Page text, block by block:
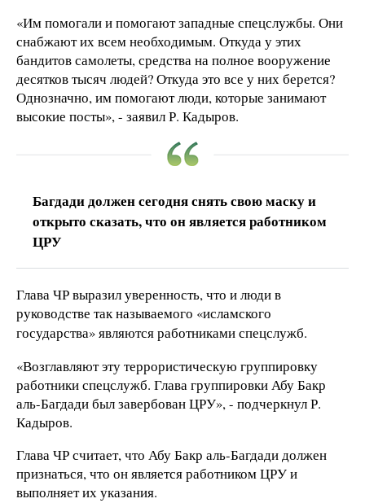
«Им помогали и помогают западные спецслужбы. Они
снабжают их всем необходимым. Откуда у этих
бандитов самолеты, средства на полное вооружение
десятков тысяч людей? Откуда это все у них берется?
Однозначно, им помогают люди, которые занимают
высокие посты», - заявил Р. Кадыров.
Багдади должен сегодня снять свою маску и
открыто сказать, что он является работником
ЦРУ
Глава ЧР выразил уверенность, что и люди в
руководстве так называемого «исламского
государства» являются работниками спецслужб.
«Возглавляют эту террористическую группировку
работники спецслужб. Глава группировки Абу Бакр
аль-Багдади был завербован ЦРУ», - подчеркнул Р.
Кадыров.
Глава ЧР считает, что Абу Бакр аль-Багдади должен
признаться, что он является работником ЦРУ и
выполняет их указания.